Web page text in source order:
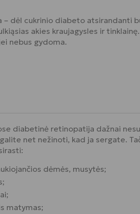
dėl cukrinio diabeto atsirandanti
akies kraujagysles ir
nebus gydoma.
diabetinė retinopatija dažnai
net nežinoti, kad ja sergate.
dėmės, musytės;
matymas;